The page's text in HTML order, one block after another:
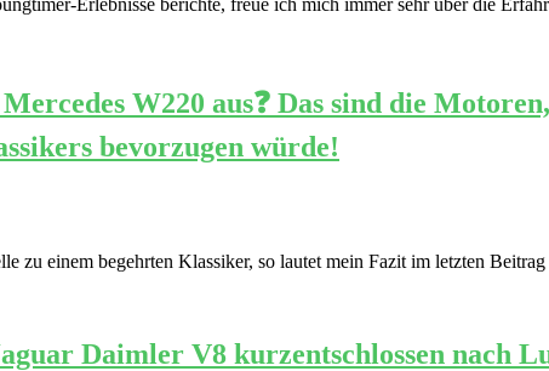
Erlebnisse berichte, freue ich mich immer sehr über die
W220 aus❓ Das sind die
bevorzugen würde!
zu einem begehrten Klassiker, so lautet mein Fazit im letzten
Daimler V8 kurzentschlossen